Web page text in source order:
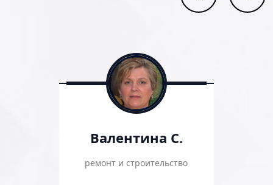
Валентина С.
ремонт и строительство